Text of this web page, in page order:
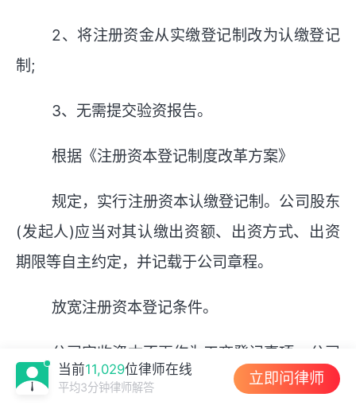
2、将注册资金从实缴登记制改为认缴登记
制;
3、无需提交验资报告。
根据《注册资本登记制度改革方案》
规定，实行注册资本认缴登记制。公司股东
(发起人)应当对其认缴出资额、出资方式、出资
期限等自主约定，并记载于公司章程。
放宽注册资本登记条件。
公司实收资本不再作为工商登记事项。公司
登记时，无需提交验资报告。
当前11,029位律师在线
平均3分钟律师解答 立即问律师